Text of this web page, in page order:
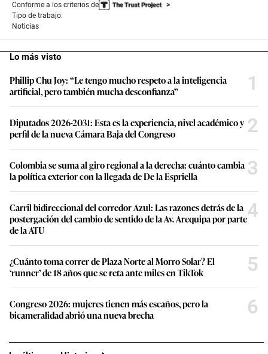
Conforme a los criterios de
Tipo de trabajo:
Noticias
Lo más visto
Phillip Chu Joy: “Le tengo mucho respeto a la inteligencia
artificial, pero también mucha desconfianza”
1
Diputados 2026-2031: Esta es la experiencia, nivel académico y
perfil de la nueva Cámara Baja del Congreso
2
Colombia se suma al giro regional a la derecha: cuánto cambia
la política exterior con la llegada de De la Espriella
3
Carril bidireccional del corredor Azul: Las razones detrás de la
postergación del cambio de sentido de la Av. Arequipa por parte
de la ATU
4
¿Cuánto toma correr de Plaza Norte al Morro Solar? El
‘runner’ de 18 años que se reta ante miles en TikTok
5
Congreso 2026: mujeres tienen más escaños, pero la
bicameralidad abrió una nueva brecha
6